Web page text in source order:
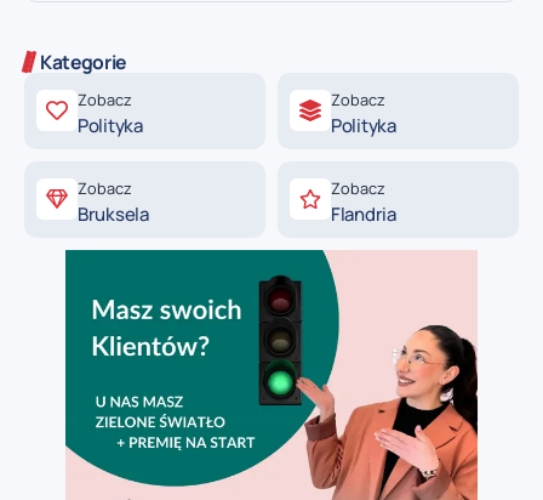
Kategorie
Zobacz
Polityka
Zobacz
Polityka
Zobacz
Bruksela
Zobacz
Flandria